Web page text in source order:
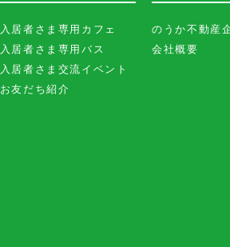
入居者さま専用カフェ
入居者さま専用バス
入居者さま交流イベント
お友だち紹介
のうか不動産
会社概要